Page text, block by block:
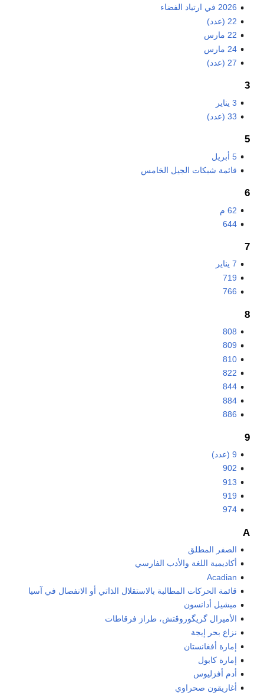
2026 في ارتياد الفضاء
22 (عدد)
22 مارس
24 مارس
27 (عدد)
3
3 يناير
33 (عدد)
5
5 أبريل
قائمة شبكات الجيل الخامس
6
62 م
644
7
7 يناير
719
766
8
808
809
810
822
844
884
886
9
9 (عدد)
902
913
919
974
A
الصفر المطلق
أكاديمية اللغة والأدب الفارسي
Acadian
قائمة الحركات المطالبة بالاستقلال الذاتي أو الانفصال في آسيا
ميشيل أدانسون
الأميرال گريگوروڤتش، طراز فرقاطات
نزاع بحر إيجة
إمارة أفغانستان
إمارة كابول
أدم أفزليوس
أغاريقون صحراوي